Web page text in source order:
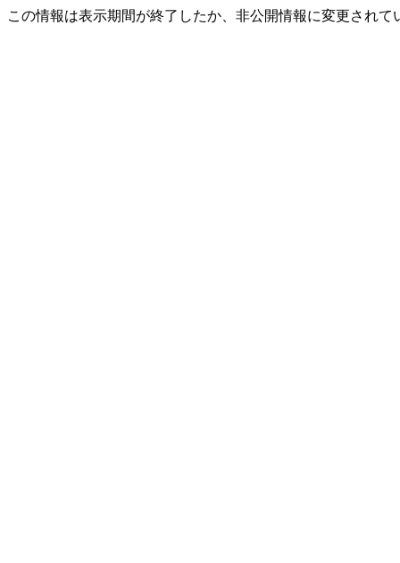
この情報は表示期間が終了したか、非公開情報に変更されて